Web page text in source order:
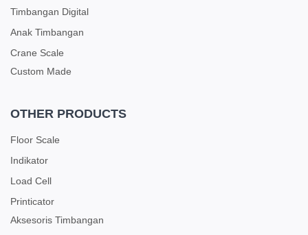
Timbangan Digital
Anak Timbangan
Crane Scale
Custom Made
OTHER PRODUCTS
Floor Scale
Indikator
Load Cell
Printicator
Aksesoris Timbangan